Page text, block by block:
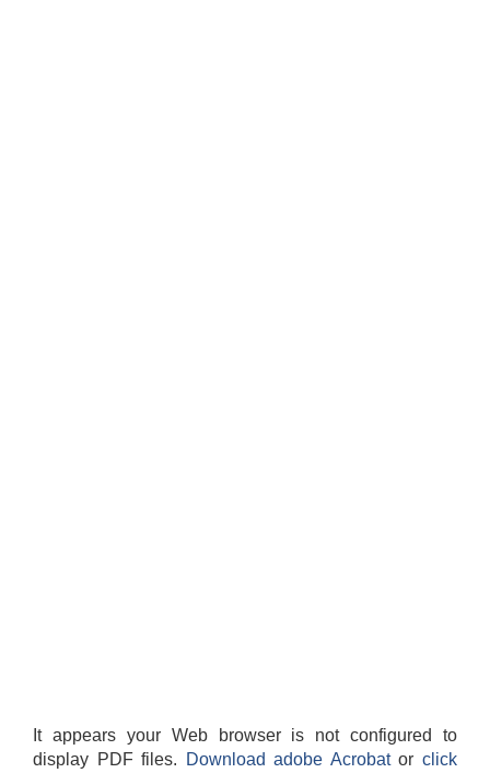
It appears your Web browser is not configured to
display PDF files.
Download adobe Acrobatorclick